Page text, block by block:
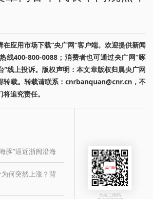
在应用市场下载“央广网”客户端。欢迎提供新闻
线400-800-0088；消费者也可通过央广网“啄
”线上投诉。版权声明：本文章版权归属央广网
转载。转载请联系：cnrbanquan@cnr.cn，不
追究责任。
豚”逼近浙闽沿海
何突然上涨？背
长按二维码